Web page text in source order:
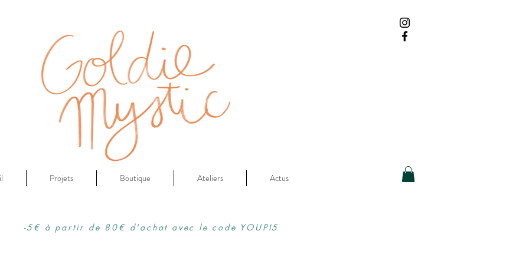
Projets Boutique Ateliers Actus
-5€ à partir de 80€ d'achat avec le code YOUPI5